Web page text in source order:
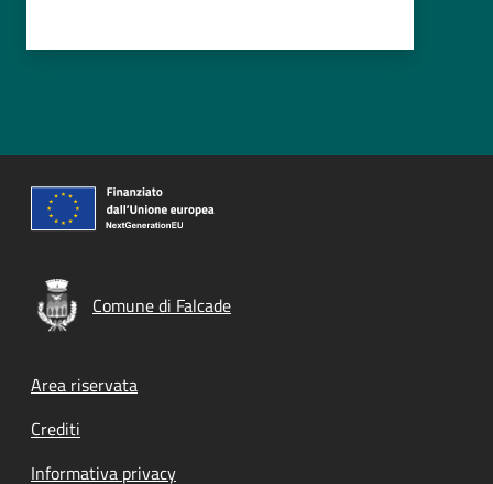
Comune di Falcade
Footer menu
Area riservata
Crediti
Informativa privacy